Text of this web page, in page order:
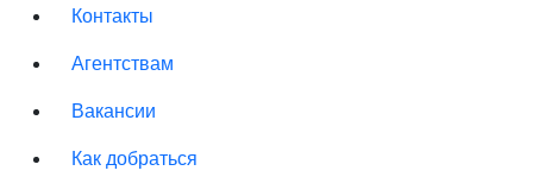
Контакты
Агентствам
Вакансии
Как добраться